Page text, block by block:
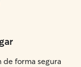
de forma segura